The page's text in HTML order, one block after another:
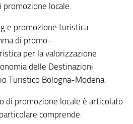
locale.
e promozione turistica
di promo-
per la valorizzazione
delle Destinazioni
Turistico Bologna-Modena.
di promozione locale è articolato
comprende: